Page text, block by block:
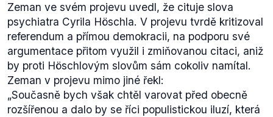
Zeman ve svém projevu uvedl, že cituje slova
psychiatra Cyrila Höschla. V projevu tvrdě kritizoval
referendum a přímou demokracii, na podporu své
argumentace přitom využil i zmiňovanou citaci, aniž
by proti Höschlovým slovům sám cokoliv namítal.
Zeman v projevu mimo jiné řekl:
„Současně bych však chtěl varovat před obecně
rozšířenou a dalo by se říci populistickou iluzí, která